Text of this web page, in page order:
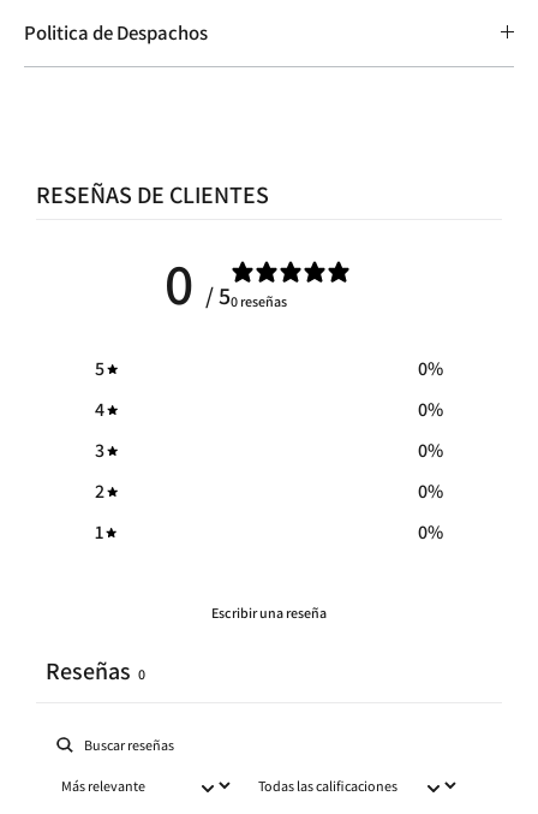
Politica de Despachos
RESEÑAS DE CLIENTES
0 / 50 reseñas
5 0%
4
0%
3
0%
2
0%
1
0%
Escribir una reseña
Reseñas 0